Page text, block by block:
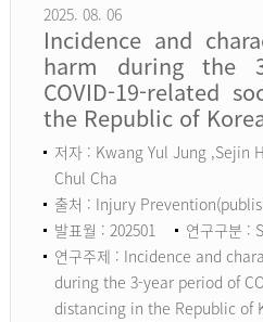
2025. 08. 06
Incidence and
harm during the
COVID-19-related
the Republic of
저자 : Kwang Yul Jung ,Sejin
Chul Cha
출처 : Injury
발표월 : 202501
연구구분 :
연구주제 : Incidence and
during the 3-year period of
distancing in the Republic of